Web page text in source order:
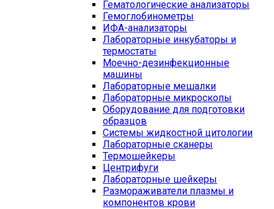
Гематологические анализаторы
Гемоглобинометры
ИФА-анализаторы
Лабораторные инкубаторы и
термостаты
Моечно-дезинфекционные
машины
Лабораторные мешалки
Лабораторные микроскопы
Оборудование для подготовки
образцов
Системы жидкостной цитологии
Лабораторные сканеры
Термошейкеры
Центрифуги
Лабораторные шейкеры
Размораживатели плазмы и
компонентов крови